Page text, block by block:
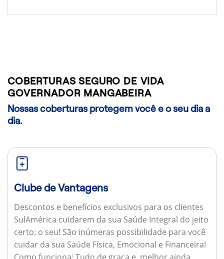
COBERTURAS SEGURO DE VIDA
GOVERNADOR MANGABEIRA
Nossas coberturas protegem você e o seu dia a
dia.
Clube de Vantagens
Descontos e benefícios exclusivos para os clientes
SulAmérica cuidarem da sua Saúde Integral do jeito
certo: o seu! São inúmeras possibilidade para você
cuidar da sua Saúde Física, Emocional e Financeira!